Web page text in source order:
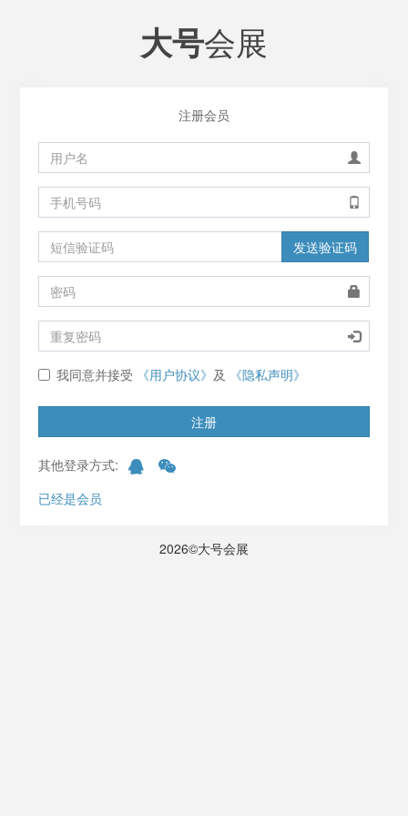
大号会展
注册会员
发送验证码
我同意并接受 《用户协议》 及 《隐私声明》
注册
其他登录方式:
已经是会员
2026©大号会展